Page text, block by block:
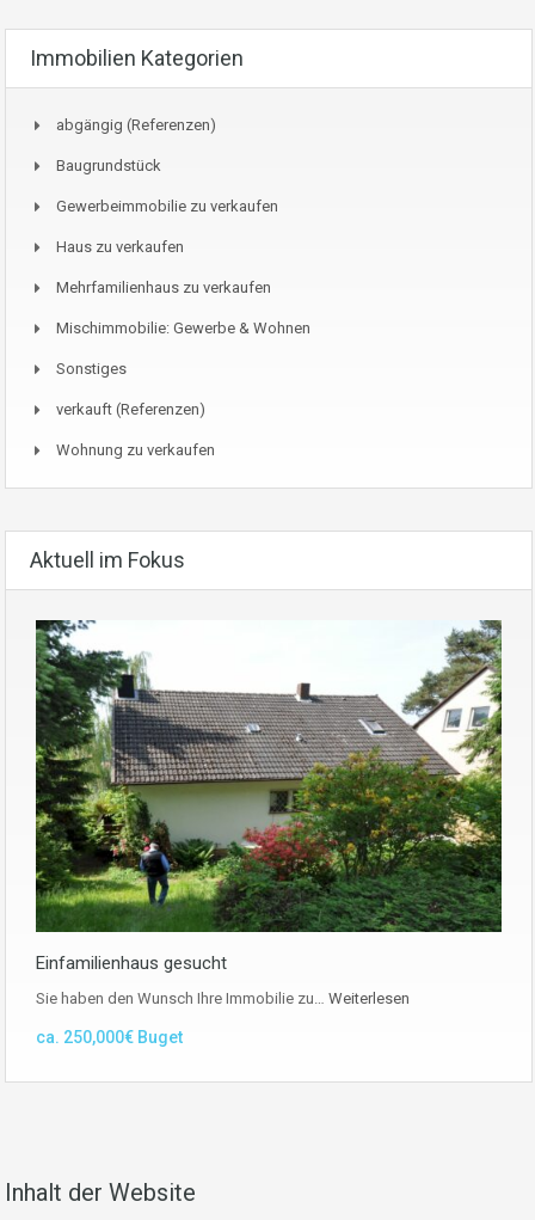
Immobilien Kategorien
abgängig (Referenzen)
Baugrundstück
Gewerbeimmobilie zu verkaufen
Haus zu verkaufen
Mehrfamilienhaus zu verkaufen
Mischimmobilie: Gewerbe & Wohnen
Sonstiges
verkauft (Referenzen)
Wohnung zu verkaufen
Aktuell im Fokus
Einfamilienhaus gesucht
Sie haben den Wunsch Ihre Immobilie zu… Weiterlesen
ca. 250,000€ Buget
Inhalt der Website